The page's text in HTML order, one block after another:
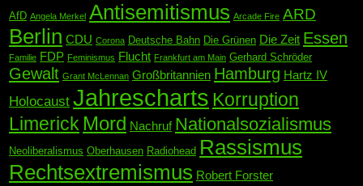
AfD Angela Merkel Antisemitismus Arcade Fire ARD
Berlin CDU Corona Deutsche Bahn Die Grünen Die Zeit Essen
Familie FDP Feminismus Flucht Frankfurt am Main Gerhard Schröder
Gewalt Grant McLennan Großbritannien Hamburg Hartz IV
Holocaust Jahrescharts Korruption
Limerick Mord Nachruf Nationalsozialismus
Neoliberalismus Oberhausen Radiohead Rassismus
Rechtsextremismus Robert Forster